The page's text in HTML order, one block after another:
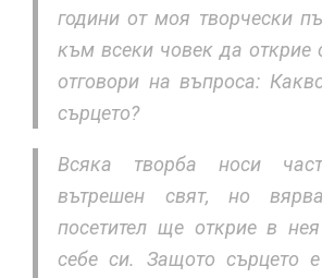
години от моя творчески
към всеки човек да открие
отговори на въпроса:
сърцето?
Всяка творба носи
вътрешен свят, но
посетител ще открие в
себе си. Защото сърцето